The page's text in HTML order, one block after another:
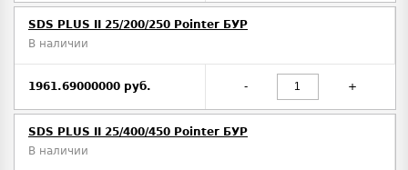
SDS PLUS II 25/200/250 Pointer БУР
В наличии
1961.69000000 руб. - +
SDS PLUS II 25/400/450 Pointer БУР
В наличии